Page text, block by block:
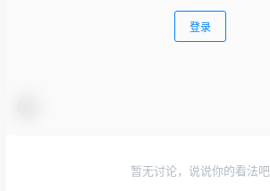
登录
暂无讨论，说说你的看法吧